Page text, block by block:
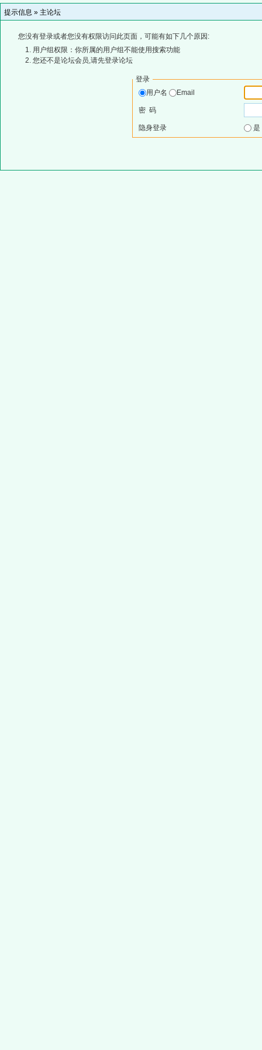
提示信息 » 主论坛
您没有登录或者您没有权限访问此页面，可能有如下几个原因:
用户组权限：你所属的用户组不能使用搜索功能
您还不是论坛会员,请先登录论坛
登录
用户名
Email
密 码
隐身登录